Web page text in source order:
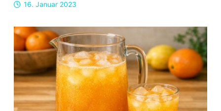
16. Januar 2023